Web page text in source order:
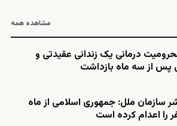
مشاهده همه
درمانی یک زندانی عقیدتی و
پس از سه ماه بازداشت
سازمان ملل: جمهوری اسلامی از ماه